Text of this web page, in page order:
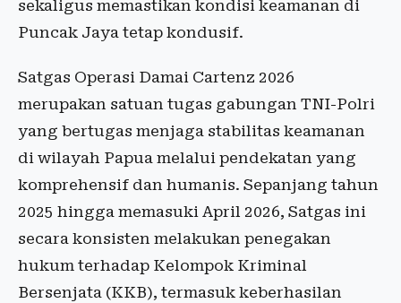
sekaligus memastikan kondisi keamanan di
Puncak Jaya tetap kondusif.
Satgas Operasi Damai Cartenz 2026
merupakan satuan tugas gabungan TNI-Polri
yang bertugas menjaga stabilitas keamanan
di wilayah Papua melalui pendekatan yang
komprehensif dan humanis. Sepanjang tahun
2025 hingga memasuki April 2026, Satgas ini
secara konsisten melakukan penegakan
hukum terhadap Kelompok Kriminal
Bersenjata (KKB), termasuk keberhasilan